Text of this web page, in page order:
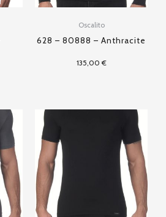
Oscalito
628 – 80888 – Anthracite
135,00€